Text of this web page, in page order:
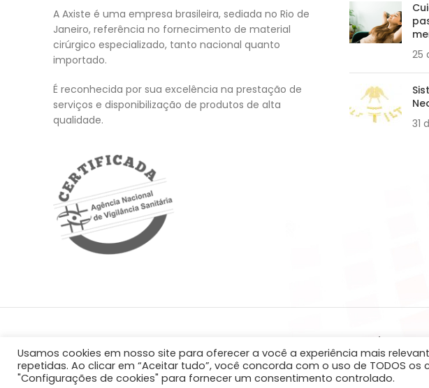
A Axiste é uma empresa brasileira, sediada no Rio de
Janeiro, referência no fornecimento de material
cirúrgico especializado, tanto nacional quanto
importado.
É reconhecida por sua excelência na prestação de
serviços e disponibilização de produtos de alta
qualidade.
25
31
Axiste Comercio De Produtos Medicos Hospitalares Ltda - CNPJ: 09.409.545/0001-20
Política de Privacidade| Política de Cookies|Gerenciar consentimento
Usamos cookies em nosso site para oferecer a você a experiência mais
repetidas. Ao clicar em “Aceitar tudo”, você concorda com o uso de TODOS
"Configurações de cookies" para fornecer um consentimento controlado.